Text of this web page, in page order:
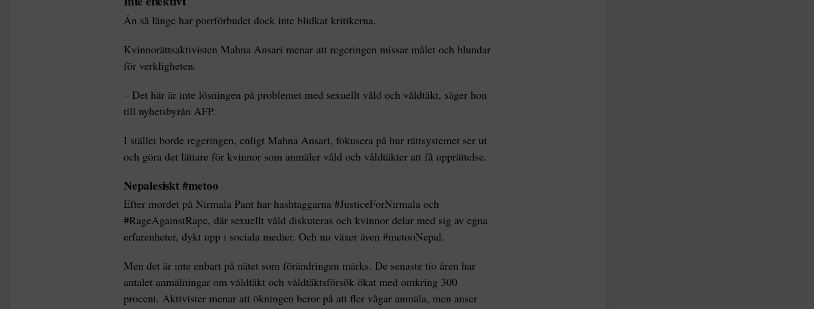
Än så länge har porrförbudet dock inte blidkat kritikerna.
Kvinnorättsaktivisten Mahna Ansari menar att regeringen missar målet och blundar
för verkligheten.
– Det här är inte lösningen på problemet med sexuellt våld och våldtäkt, säger hon
till nyhetsbyrån AFP.
I stället borde regeringen, enligt Mahna Ansari, fokusera på hur rättsystemet ser ut
och göra det lättare för kvinnor som anmäler våld och våldtäkter att få upprättelse.
Nepalesiskt #metoo
Efter mordet på Nirmala Pant har hashtaggarna #JusticeForNirmala och
#RageAgainstRape, där sexuellt våld diskuteras och kvinnor delar med sig av egna
erfarenheter, dykt upp i sociala medier. Och nu växer även #metooNepal.
Men det är inte enbart på nätet som förändringen märks. De senaste tio åren har
antalet anmälningar om våldtäkt och våldtäktsförsök ökat med omkring 300
procent. Aktivister menar att ökningen beror på att fler vågar anmäla, men anser